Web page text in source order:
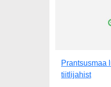
Prantsusmaa
tiitlijahist